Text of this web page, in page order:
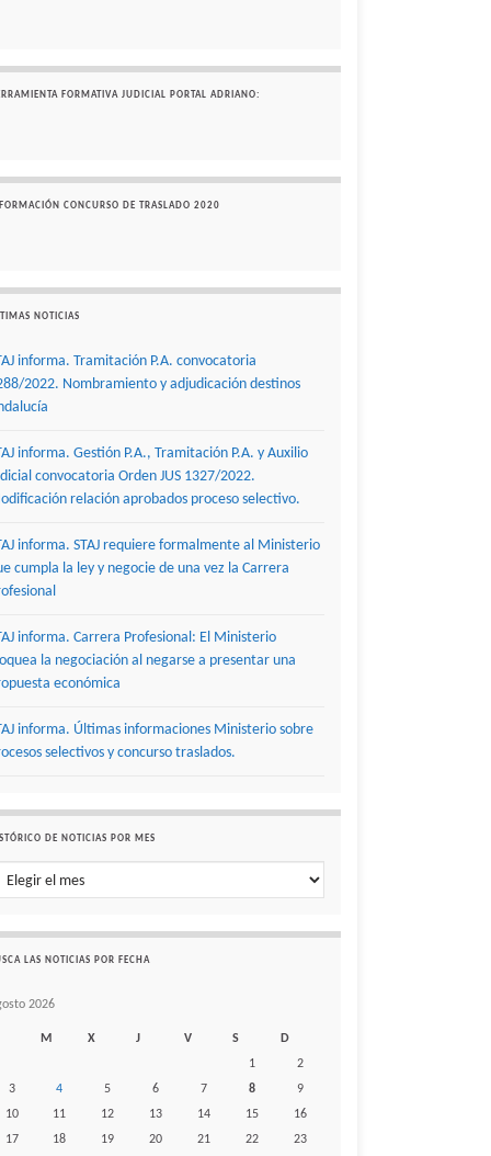
FORMATIVA JUDICIAL PORTAL ADRIANO:
CONCURSO DE TRASLADO 2020
NOTICIAS
informa. Tramitación P.A. convocatoria
2022. Nombramiento y adjudicación destinos
informa. Gestión P.A., Tramitación P.A. y Auxilio
convocatoria Orden JUS 1327/2022.
relación aprobados proceso selectivo.
informa. STAJ requiere formalmente al Ministerio
cumpla la ley y negocie de una vez la Carrera
informa. Carrera Profesional: El Ministerio
la negociación al negarse a presentar una
económica
informa. Últimas informaciones Ministerio sobre
selectivos y concurso traslados.
DE NOTICIAS POR MES
de noticias por mes
LAS NOTICIAS POR FECHA
2026
M X J V S
D
1
2
3
4 5 6 7 8
9
10
11 12 13 14 15
16
17
18 19 20 21 22
23